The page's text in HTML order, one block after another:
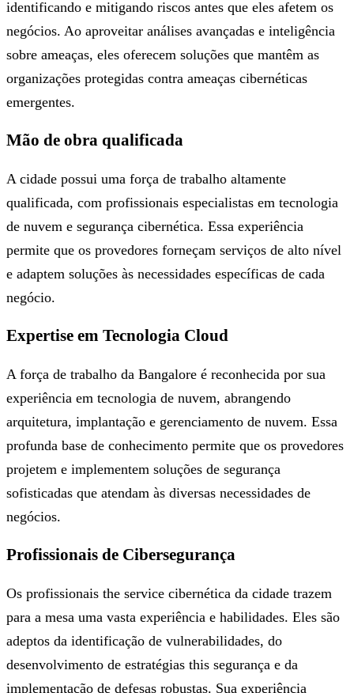
identificando e mitigando riscos antes que eles afetem os
negócios. Ao aproveitar análises avançadas e inteligência
sobre ameaças, eles oferecem soluções que mantêm as
organizações protegidas contra ameaças cibernéticas
emergentes.
Mão de obra qualificada
A cidade possui uma força de trabalho altamente
qualificada, com profissionais especialistas em tecnologia
de nuvem e segurança cibernética. Essa experiência
permite que os provedores forneçam serviços de alto nível
e adaptem soluções às necessidades específicas de cada
negócio.
Expertise em Tecnologia Cloud
A força de trabalho da Bangalore é reconhecida por sua
experiência em tecnologia de nuvem, abrangendo
arquitetura, implantação e gerenciamento de nuvem. Essa
profunda base de conhecimento permite que os provedores
projetem e implementem soluções de segurança
sofisticadas que atendam às diversas necessidades de
negócios.
Profissionais de Cibersegurança
Os profissionais the service cibernética da cidade trazem
para a mesa uma vasta experiência e habilidades. Eles são
adeptos da identificação de vulnerabilidades, do
desenvolvimento de estratégias this segurança e da
implementação de defesas robustas. Sua experiência